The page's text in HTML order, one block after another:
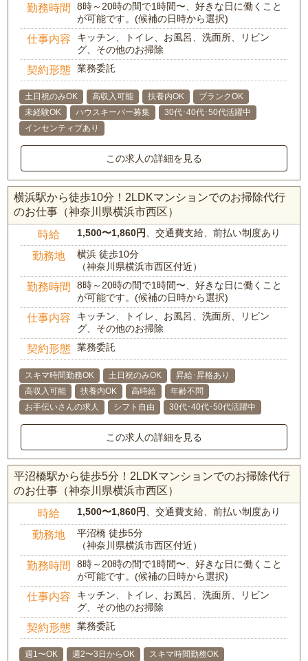
勤務時間
8時～20時の間で1時間〜、好きな日に働くこと
が可能です。(候補の日時から選択)
仕事内容
キッチン、トイレ、お風呂、洗面所、リビン
グ、その他のお掃除
契約形態 業務委託
土日祝のみOK 高収入可能 扶養内OK
ブランクOK
未経験OK
ハウスキーパー募集
30代･40代･50代活躍中
インセンティブあり
この求人の詳細を見る
横浜駅から徒歩10分！2LDKマンションでのお掃除代行
のお仕事（神奈川県横浜市西区）
時給 1,500〜1,860円 、交通費支給、前払い制度あり
勤務地
横浜 徒歩10分
（神奈川県横浜市西区付近）
勤務時間
8時～20時の間で1時間〜、好きな日に働くこと
が可能です。(候補の日時から選択)
仕事内容
キッチン、トイレ、お風呂、洗面所、リビン
グ、その他のお掃除
契約形態 業務委託
スキマ時間勤務OK 土日祝のみOK
昇給･昇格あり
高収入可能
扶養内OK 高時給
年齢不問
お手伝いさんの求人
シフト自由 30代･40代･50代活躍中
この求人の詳細を見る
平沼橋駅から徒歩5分！2LDKマンションでのお掃除代行
のお仕事（神奈川県横浜市西区）
時給 1,500〜1,860円 、交通費支給、前払い制度あり
勤務地
平沼橋 徒歩5分
（神奈川県横浜市西区付近）
勤務時間
8時～20時の間で1時間〜、好きな日に働くこと
が可能です。(候補の日時から選択)
仕事内容
キッチン、トイレ、お風呂、洗面所、リビン
グ、その他のお掃除
契約形態 業務委託
週1〜OK 週2〜3日からOK スキマ時間勤務OK